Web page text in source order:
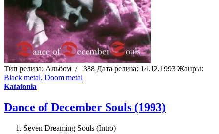
Тип релиза: Альбом / 388 Дата релиза: 14.12.1993 Жанры:
Black metal, Doom metal
Katatonia
Dance of December Souls (1993)
Seven Dreaming Souls (Intro)